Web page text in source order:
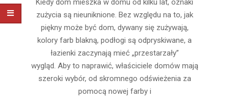
Kiedy dom mieszka w domu od kilku lat, oznaki
zużycia są nieuniknione. Bez względu na to, jak
piękny może być dom, dywany się zużywają,
kolory farb blakną, podłogi są odpryskiwane, a
łazienki zaczynają mieć „przestarzały”
wygląd. Aby to naprawić, właściciele domów mają
szeroki wybór, od skromnego odświeżenia za
pomocą nowej farby i